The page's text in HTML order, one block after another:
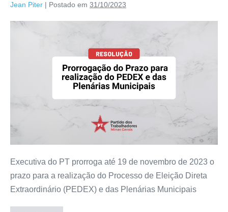
Jean Piter | Postado em 31/10/2023
Executiva do PT prorroga até 19 de novembro de 2023 o
prazo para a realização do Processo de Eleição Direta
Extraordinário (PEDEX) e das Plenárias Municipais